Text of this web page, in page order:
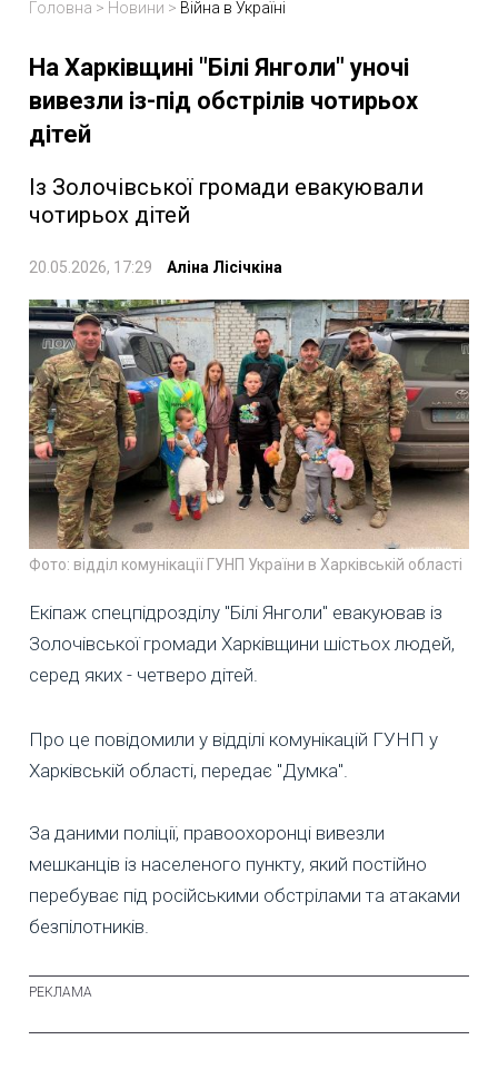
Головна > Новини > Війна в Україні
На Харківщині "Білі Янголи" уночі
вивезли із-під обстрілів чотирьох
дітей
Із Золочівської громади евакуювали
чотирьох дітей
20.05.2026, 17:29 Аліна Лісічкіна
Фото: відділ комунікації ГУНП України в Харківській області
Екіпаж спецпідрозділу "Білі Янголи" евакуював із
Золочівської громади Харківщини шістьох людей,
серед яких - четверо дітей.
Про це повідомили у відділі комунікацій ГУНП у
Харківській області, передає "Думка".
За даними поліції, правоохоронці вивезли
мешканців із населеного пункту, який постійно
перебуває під російськими обстрілами та атаками
безпілотників.